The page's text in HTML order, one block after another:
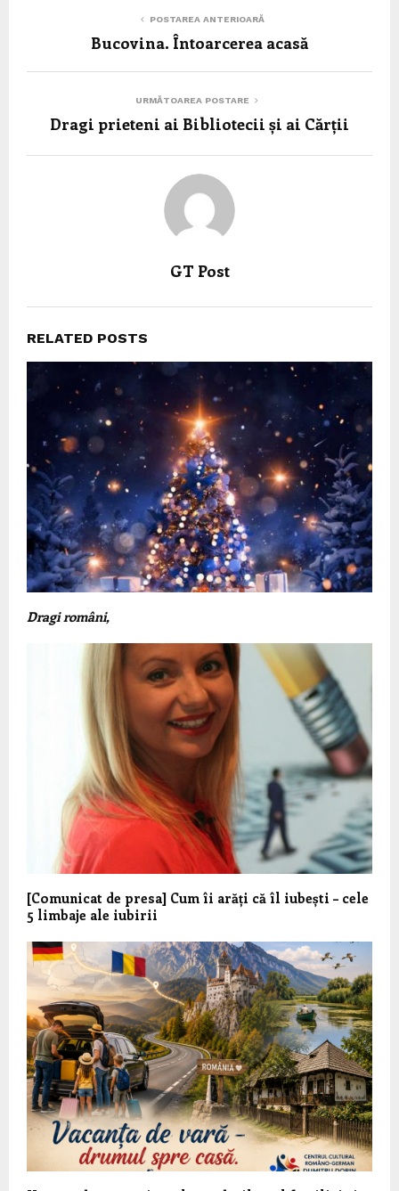
POSTAREA ANTERIOARĂ
Bucovina. Întoarcerea acasă
URMĂTOAREA POSTARE
Dragi prieteni ai Bibliotecii și ai Cărții
GT Post
RELATED POSTS
Dragi români,
[Comunicat de presa] Cum îi arăți că îl iubești – cele
5 limbaje ale iubirii